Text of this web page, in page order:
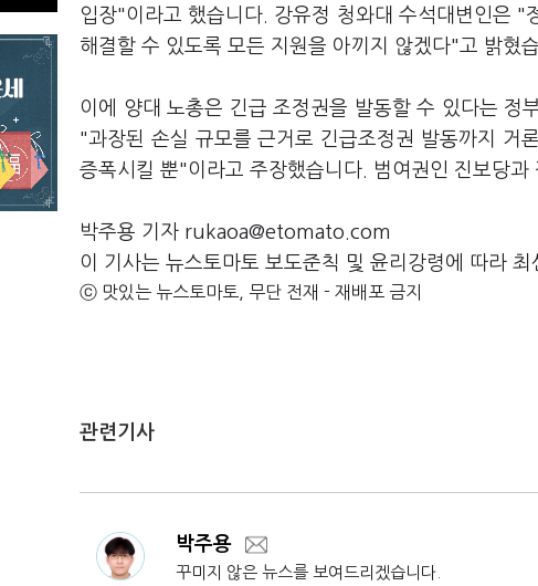
입장"이라고 했습니다. 강유정 청와대 수석대변인은 "
해결할 수 있도록 모든 지원을 아끼지 않겠다"고 밝혔
이에 양대 노총은 긴급 조정권을 발동할 수 있다는 정
"과장된 손실 규모를 근거로 긴급조정권 발동까지 거
증폭시킬 뿐"이라고 주장했습니다. 범여권인 진보당
박주용 기자 rukaoa@etomato.com
이 기사는 뉴스토마토 보도준칙 및 윤리강령에 따라
ⓒ 맛있는 뉴스토마토, 무단 전재 - 재배포 금지
관련기사
박주용
꾸미지 않은 뉴스를 보여드리겠습니다.